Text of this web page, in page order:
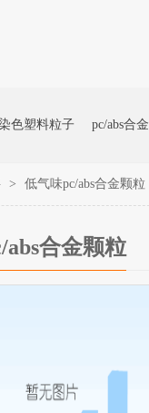
色塑料粒子 pc/abs合金
> 低气味pc/abs合金颗粒
abs合金颗粒